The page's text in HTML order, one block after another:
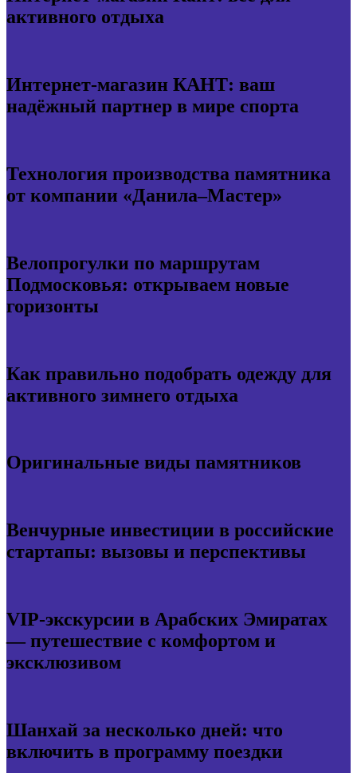
активного отдыха
Интернет-магазин КАНТ: ваш
надёжный партнер в мире спорта
Технология производства памятника
от компании «Данила–Мастер»
Велопрогулки по маршрутам
Подмосковья: открываем новые
горизонты
Как правильно подобрать одежду для
активного зимнего отдыха
Оригинальные виды памятников
Венчурные инвестиции в российские
стартапы: вызовы и перспективы
VIP-экскурсии в Арабских Эмиратах
— путешествие с комфортом и
эксклюзивом
Шанхай за несколько дней: что
включить в программу поездки